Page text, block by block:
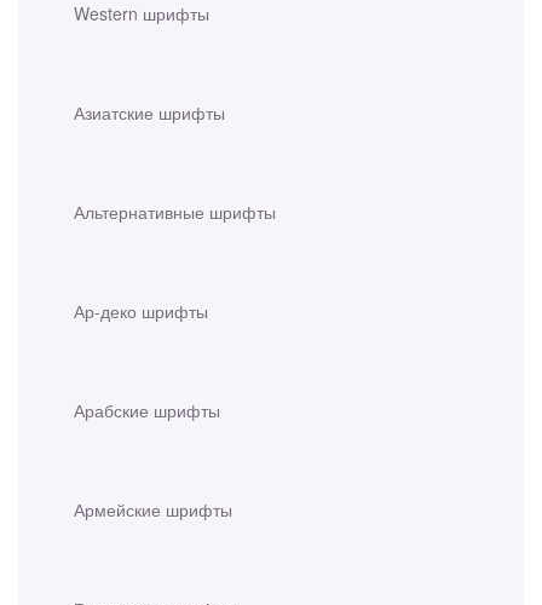
Western шрифты
Азиатские шрифты
Альтернативные шрифты
Ар-деко шрифты
Арабские шрифты
Армейские шрифты